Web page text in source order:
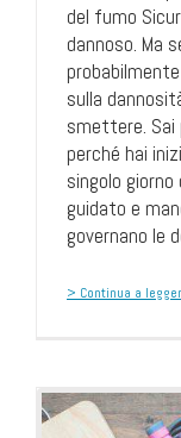
del fumo
dannoso. Ma
sulla
smettere. Sai
perché hai
singolo
guidato e
governano le
> Continua a